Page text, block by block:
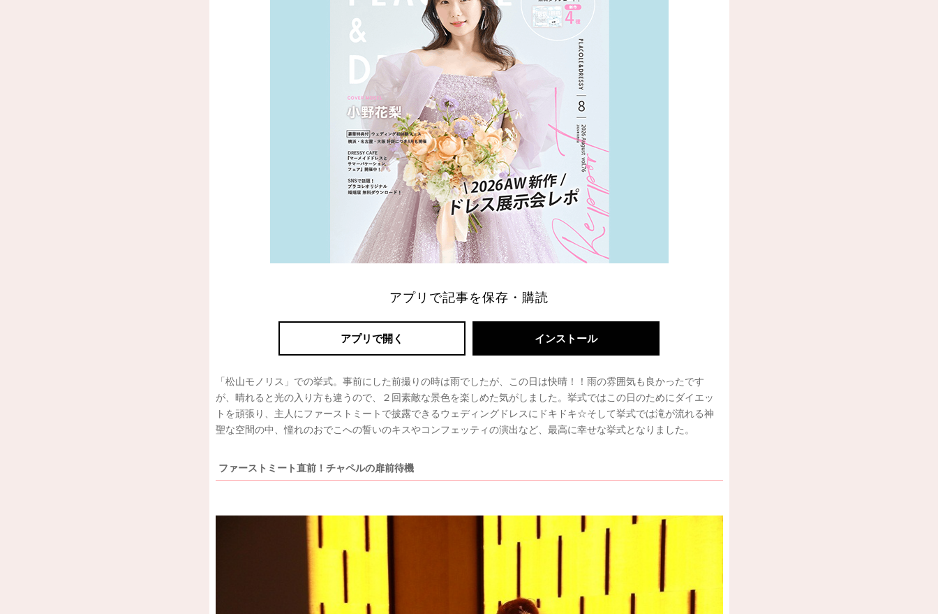
アプリで記事を保存・購読
アプリで開く インストール
「松山モノリス」での挙式。事前にした前撮りの時は雨でしたが、この日は快晴！！雨の雰囲気も良かったです
が、晴れると光の入り方も違うので、２回素敵な景色を楽しめた気がしました。挙式ではこの日のためにダイエッ
トを頑張り、主人にファーストミートで披露できるウェディングドレスにドキドキ☆そして挙式では滝が流れる神
聖な空間の中、憧れのおでこへの誓いのキスやコンフェッティの演出など、最高に幸せな挙式となりました。
ファーストミート直前！チャペルの扉前待機